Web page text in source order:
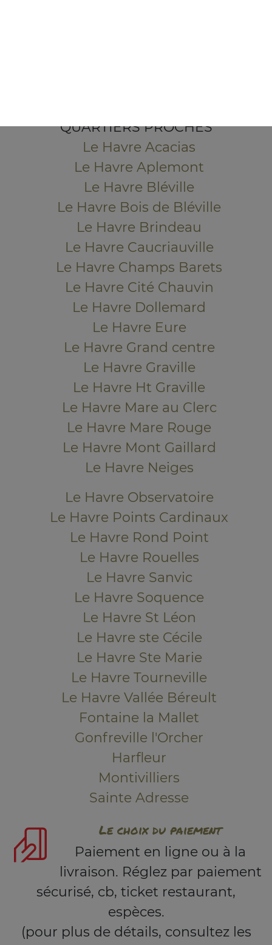
QUARTIERS PROCHES
Le Havre Acacias
Le Havre Aplemont
Le Havre Bléville
Le Havre Bois de Bléville
Le Havre Brindeau
Le Havre Caucriauville
Le Havre Champs Barets
Le Havre Cité Chauvin
Le Havre Dollemard
Le Havre Eure
Le Havre Grand centre
Le Havre Graville
Le Havre Ht Graville
Le Havre Mare au Clerc
Le Havre Mare Rouge
Le Havre Mont Gaillard
Le Havre Neiges
Le Havre Observatoire
Le Havre Points Cardinaux
Le Havre Rond Point
Le Havre Rouelles
Le Havre Sanvic
Le Havre Soquence
Le Havre St Léon
Le Havre ste Cécile
Le Havre Ste Marie
Le Havre Tourneville
Le Havre Vallée Béreult
Fontaine la Mallet
Gonfreville l'Orcher
Harfleur
Montivilliers
Sainte Adresse
Le choix du paiement
Paiement en ligne ou à la
livraison. Réglez par paiement
sécurisé, cb, ticket restaurant,
espèces.
(pour plus de détails, consultez les